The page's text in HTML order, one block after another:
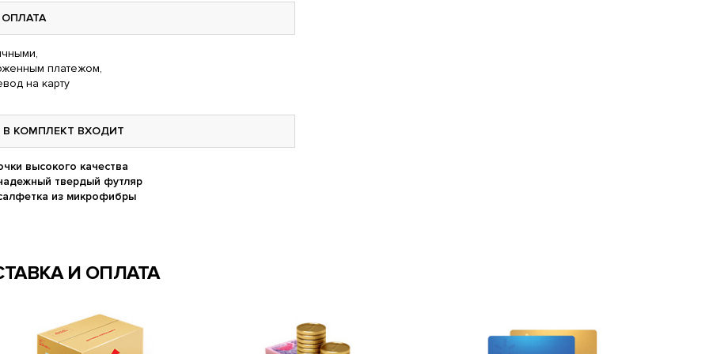
ОПЛАТА
платежом,
на карту
В КОМПЛЕКТ ВХОДИТ
высокого качества
твердый футляр
из микрофибры
И ОПЛАТА